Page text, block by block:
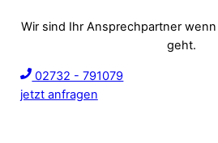
Wir sind Ihr Ansprechpartner
geht.
02732 - 791079
jetzt anfragen